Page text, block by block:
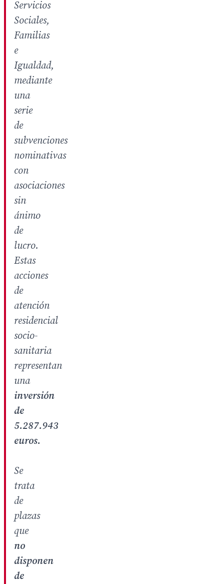
Servicios
Sociales,
Familias
e
Igualdad,
mediante
una
serie
de
subvenciones
nominativas
con
asociaciones
sin
ánimo
de
lucro.
Estas
acciones
de
atención
residencial
socio-
sanitaria
representan
una
inversión
de
5.287.943
euros.
Se
trata
de
plazas
que
no
disponen
de